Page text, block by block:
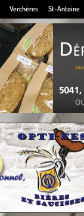
Verchères St-Antoine